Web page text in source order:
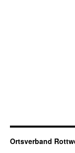
Ortsverband